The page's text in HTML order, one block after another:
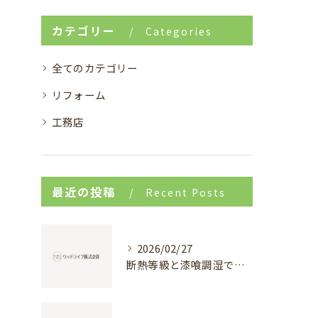
カテゴリー Categories
全てのカテゴリー
リフォーム
工務店
最近の投稿 Recent Posts
2026/02/27
断熱等級と漆喰調湿で実現する快適新築戸建て